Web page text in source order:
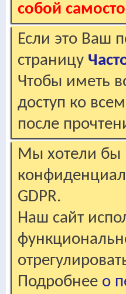
собой
Если это Ваш
страницу
Чтобы иметь
доступ ко
после
Мы хотели бы
GDPR.
Наш сайт
Подробнее о